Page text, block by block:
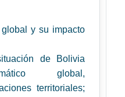
y su impacto
de Bolivia
global,
territoriales;